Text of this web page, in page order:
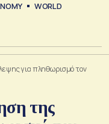
WORLD
για πληθωρισμό τον
της